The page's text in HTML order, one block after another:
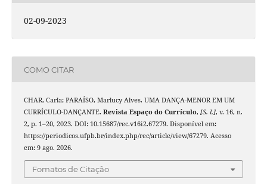
02-09-2023
COMO CITAR
CHAR, Carla; PARAÍSO, Marlucy Alves. UMA DANÇA-MENOR EM UM
CURRÍCULO-DANÇANTE. Revista Espaço do Currículo, [S. l.], v. 16, n.
2, p. 1–20, 2023. DOI: 10.15687/rec.v16i2.67279. Disponível em:
https://periodicos.ufpb.br/index.php/rec/article/view/67279. Acesso
em: 9 ago. 2026.
Fomatos de Citação